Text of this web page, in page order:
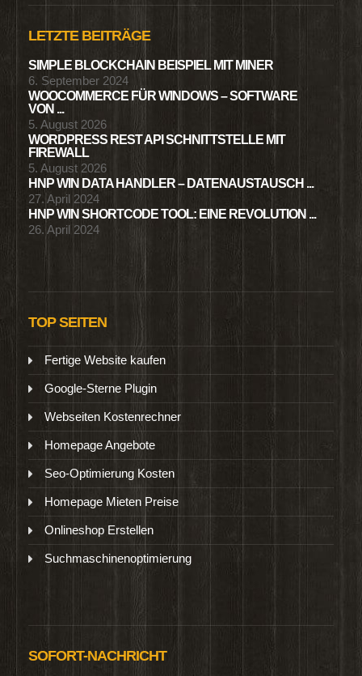
LETZTE BEITRÄGE
SIMPLE BLOCKCHAIN BEISPIEL MIT MINER
6. September 2024
WOOCOMMERCE FÜR WINDOWS – SOFTWARE
VON ...
5. August 2026
WORDPRESS REST API SCHNITTSTELLE MIT
FIREWALL
5. August 2026
HNP WIN DATA HANDLER – DATENAUSTAUSCH ...
27. April 2024
HNP WIN SHORTCODE TOOL: EINE REVOLUTION ...
26. April 2024
TOP SEITEN
Fertige Website kaufen
Google-Sterne Plugin
Webseiten Kostenrechner
Homepage Angebote
Seo-Optimierung Kosten
Homepage Mieten Preise
Onlineshop Erstellen
Suchmaschinenoptimierung
SOFORT-NACHRICHT